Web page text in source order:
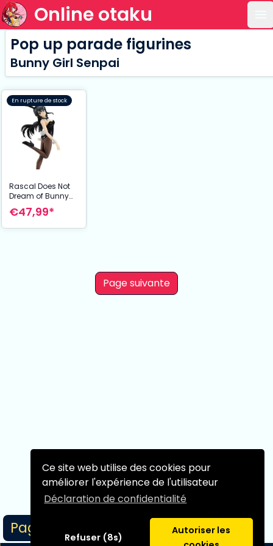
Ce site web utilise des cookies pour
améliorer l'expérience de l'utilisateur
Déclaration de confidentialité
Refuser (8s)
Autoriser les
Online otaku
Page 1/1
Pop up parade figurines
Bunny Girl Senpai
En rupture de stock
Rascal Does Not
Dream of Bunny
Girl Senpai
statuette PVC Pop
€47,99*
Page suivante